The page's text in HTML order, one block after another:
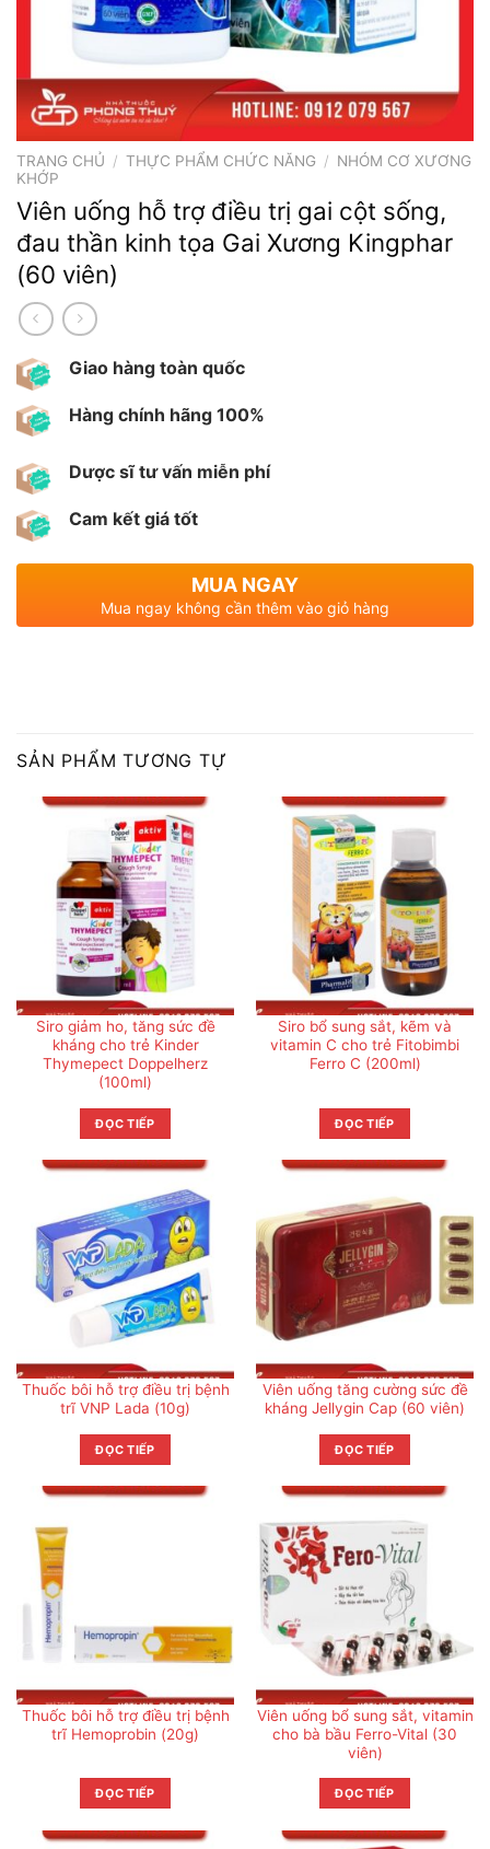
TRANG CHỦ / THỰC PHẨM CHỨC NĂNG / NHÓM CƠ XƯƠNG
KHỚP
Viên uống hỗ trợ điều trị gai cột sống,
đau thần kinh tọa Gai Xương Kingphar
(60 viên)
Giao hàng toàn quốc
Hàng chính hãng 100%
Dược sĩ tư vấn miễn phí
Cam kết giá tốt
MUA NGAY
Mua ngay không cần thêm vào giỏ hàng
SẢN PHẨM TƯƠNG TỰ
Siro giảm ho, tăng sức đề
kháng cho trẻ Kinder
Thymepect Doppelherz
(100ml)
ĐỌC TIẾP
Siro bổ sung sắt, kẽm và
vitamin C cho trẻ Fitobimbi
Ferro C (200ml)
ĐỌC TIẾP
Thuốc bôi hỗ trợ điều trị bệnh
trĩ VNP Lada (10g)
ĐỌC TIẾP
Viên uống tăng cường sức đề
kháng Jellygin Cap (60 viên)
ĐỌC TIẾP
Thuốc bôi hỗ trợ điều trị bệnh
trĩ Hemoprobin (20g)
ĐỌC TIẾP
Viên uống bổ sung sắt, vitamin
cho bà bầu Ferro-Vital (30
viên)
ĐỌC TIẾP